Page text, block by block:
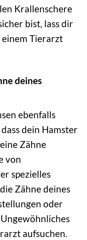
Krallenschere
bist, lass dir
einem Tierarzt
deines
ebenfalls
dein Hamster
Zähne
von
spezielles
Zähne deines
oder
aufsuchen.